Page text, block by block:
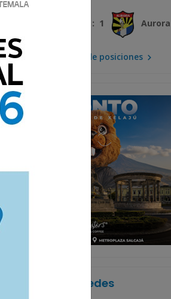
3 : 1 Aurora
Mira la tabla de posiciones
Síguenos en las redes